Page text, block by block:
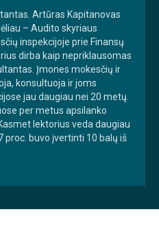
Artūras Kapitanovas
– Audito skyriaus
inspekcijoje prie Finansų
dirba kaip nepriklausomas
Įmones mokesčių ir
konsultuoja ir joms
jau daugiau nei 20 metų.
per metus apsilanko
lektorius veda daugiau
proc. buvo įvertinti 10 balų iš